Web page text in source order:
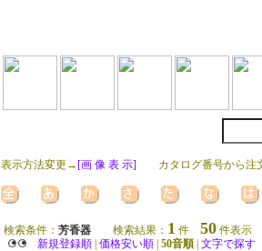
表示方法変更→ [画 像 表 示] カタログ番号から注
検索条件： 芳香器 検索結果： 1 件 50 件表
新規登録順 価格安い順 50音順 文字で探す